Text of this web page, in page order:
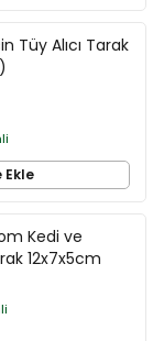
Tüy Alıcı Tarak
Ekle
Kedi ve
12x7x5cm